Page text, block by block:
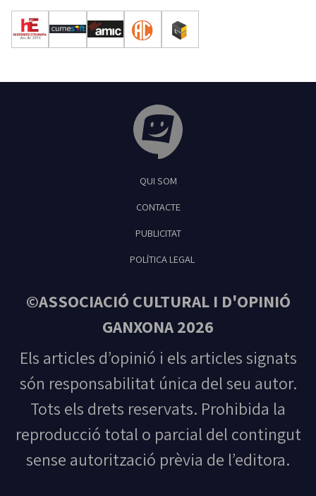
Feliu de Guíxols
QUI SOM
CONTACTE
PUBLICITAT
POLÍTICA LEGAL
©ASSOCIACIÓ CULTURAL I D'OPINIÓ
GANXONA 2026
Els articles d’opinió i els articles signats
són responsabilitat única del seu autor.
Tots els drets reservats. Prohibida la
reproducció total o parcial del contingut
sense autorització prèvia de l’editora.